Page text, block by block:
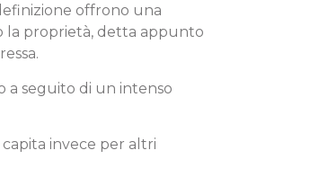
offrono una
la proprietà, detta appunto
a seguito di un intenso
invece per altri